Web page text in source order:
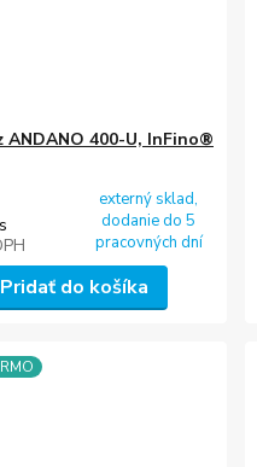
ANDANO 400-U, InFino®
externý sklad,
dodanie do 5
pracovných dní
Pridať do košíka